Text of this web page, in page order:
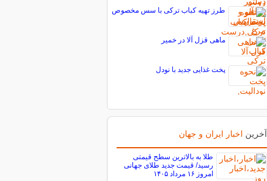
طرز تهیه كباب تركی با سس مخصوص
ماهی قزل آلا در خمیر
پخت غذایی جدید با نودل
آخرین اخبار ایران و جهان
طلا به بالاترین سطح قیمتی
رسید/ قیمت جدید طلای جهانی
امروز ۱۶ مرداد ۱۴۰۵